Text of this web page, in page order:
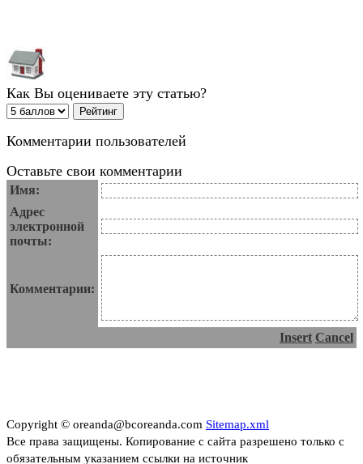
Как Вы оцениваете эту статью?
Комментарии пользователей
Оставьте свои комментарии
Имя:
Адрес
электронной
почты:
Комментарии:
Insert Cancel
Copyright © oreanda@bcoreanda.com Sitemap.xml
Все права защищены. Копирование с сайта разрешено только с
обязательным указанием ссылки на источник